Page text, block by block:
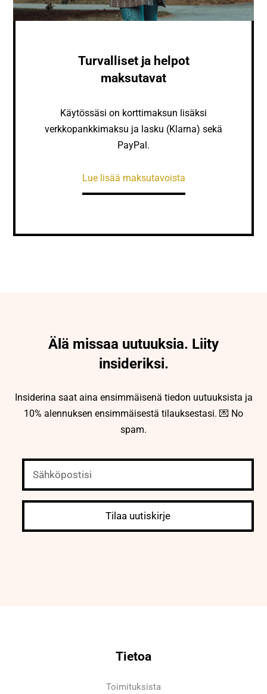
Turvalliset ja helpot
maksutavat
Käytössäsi on korttimaksun lisäksi
verkkopankkimaksu ja lasku (Klarna) sekä
PayPal.
Lue lisää maksutavoista
Älä missaa uutuuksia. Liity
insideriksi.
Insiderina saat aina ensimmäisenä tiedon uutuuksista ja
10% alennuksen ensimmäisestä tilauksestasi. 💌 No
spam.
Tilaa uutiskirje
Tietoa
Toimituksista